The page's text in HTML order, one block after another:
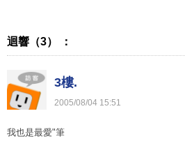
迴響（3） ：
3樓.
2005/08/04 15:51
我也是最愛"筆